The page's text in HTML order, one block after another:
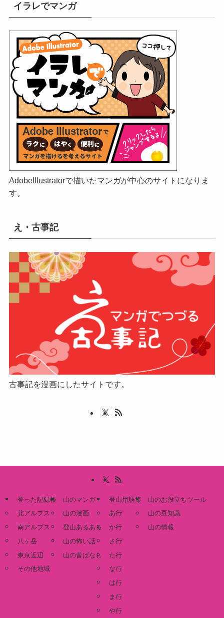
イラレでマンガ
AdobeIllustratorで描いたマンガが中心のサイトになりま
す。
え・古事記
古事記を漫画にしたサイトです。
登った記録帳
北アルプス
南アルプス
八ヶ岳
東京近辺
その他地域
山のマンガ
山の漫画
登山あるある
山の怖い話
山の昔ばなし
登山用語集
あ行
か行
さ行
た行
な行
は行
ま行
や行
山のお役立ちツール
山の豆知識
山の情報